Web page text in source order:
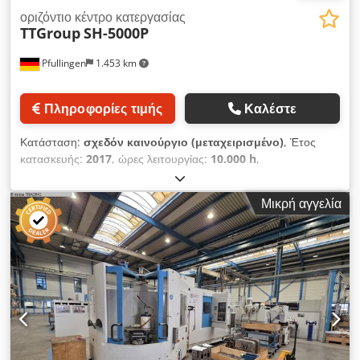
Pfullingen 1.453 km
οριζόντιο κέντρο κατεργασίας
TTGroupSH-5000P
Πληροφορίες τιμής Καλέστε
Κατάσταση: σχεδόν καινούργιο (μεταχειρισμένο), Έτος
κατασκευής: 2017, ώρες λειτουργίας: 10.000 h,
πλήρως λειτουργικό
730 χιλ., διαδρομή άξονα Y:730 χιλ., διαδρομή άξονα Z:830
χιλ., ταχεία μετατόπιση άξονα X:60 μ/λεπτό, ταχεία
μετακίνηση άξονας Y:60 μ/λεπτό, ταχεία μετακίνηση άξονα Z:
60 μ/λεπτό, Βασικό μηχάνημα - SH-5000P - Επίδειξης, σαν
καινούριο • Βασικό μηχάνημα 4 αξόνων • Έλεγχος Siemens
840D sl • Μέγεθος τραπεζιού 500x500 mm • Μέγ. φορτίο
τραπεζιού 500 kg • Διαδρομές X/Y/Z 730/730/830 mm •
Ταχύτητα γρήγορης μετακίνησης X/Y/Z 60/60/60 m/min •
Ατράκτος φρεζαρίσματος: • HSK63 • 30/50 kW • 18.000 σ.α.λ. •
Μαγαζίν εργαλείων με 40 θέσεις • Αυτόματος εναλλάκτης
Μικρή αγγελία